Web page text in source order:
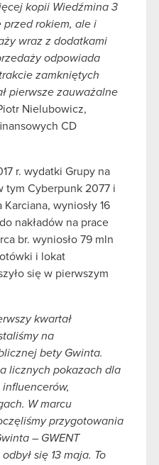
kopii Wiedźmina 3
przed rokiem, ale i
wraz z dodatkami
odpowiada
zamkniętych
pierwsze zauważalne
Nielubowicz,
CD
r. wydatki Grupy na
tym Cyberpunk 2077 i
wyniosły 16
nakładów na prace
br. wyniosło 79 mln
i lokat
się w pierwszym
kwartał
na
bety Gwinta.
licznych pokazach dla
W marcu
przygotowania
– GWENT
się 13 maja. To